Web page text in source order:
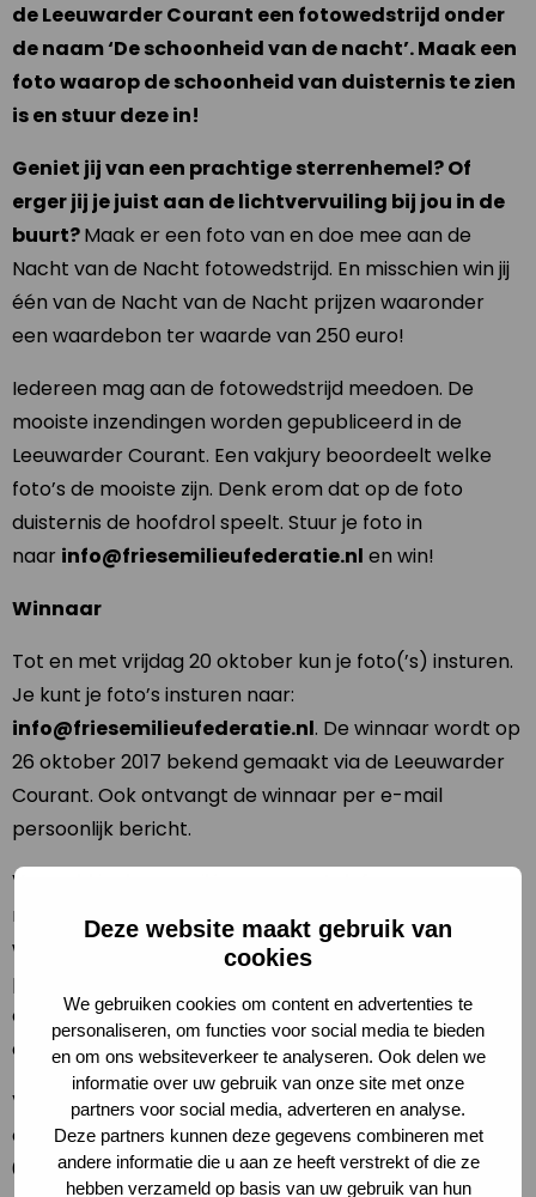
Deze website maakt gebruik van
cookies
We gebruiken cookies om content en advertenties te
personaliseren, om functies voor social media te bieden
en om ons websiteverkeer te analyseren. Ook delen we
informatie over uw gebruik van onze site met onze
partners voor social media, adverteren en analyse.
Deze partners kunnen deze gegevens combineren met
andere informatie die u aan ze heeft verstrekt of die ze
hebben verzameld op basis van uw gebruik van hun
de Leeuwarder Courant een fotowedstrijd onder
de naam ‘De schoonheid van de nacht’. Maak een
foto waarop de schoonheid van duisternis te zien
is en stuur deze in!
Geniet jij van een prachtige sterrenhemel? Of
erger jij je juist aan de lichtvervuiling bij jou in de
buurt?Maak er een foto van en doe mee aan de
Nacht van de Nacht fotowedstrijd. En misschien win jij
één van de Nacht van de Nacht prijzen waaronder
een waardebon ter waarde van 250 euro!
Iedereen mag aan de fotowedstrijd meedoen. De
mooiste inzendingen worden gepubliceerd in de
Leeuwarder Courant. Een vakjury beoordeelt welke
foto’s de mooiste zijn. Denk erom dat op de foto
duisternis de hoofdrol speelt. Stuur je foto in
naar info@friesemilieufederatie.nl en win!
Winnaar
Tot en met vrijdag 20 oktober kun je foto(’s) insturen.
Je kunt je foto’s insturen naar:
info@friesemilieufederatie.nl. De winnaar wordt op
26 oktober 2017 bekend gemaakt via de Leeuwarder
Courant. Ook ontvangt de winnaar per e-mail
persoonlijk bericht.
Vermeld in de e-mail jouw naam, telefoonnummer, e-
mailadres en de titel en locatie van de foto(‘s). De
winnaars ontvangen één van de Nacht van de Nacht
prijzen. De mooiste inzending komt in de krant, een
overzicht van de ingestuurde beelden zijn te zien op
de website van de Nacht van de Nacht.
Voor vragen en/of opmerkingen kan je contact
opnemen via info@friesemilieufederatie.nl of bel naar
058 – 76 00 760.